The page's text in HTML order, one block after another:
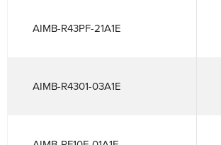
AIMB-R43PF-21A1E
AIMB-R4301-03A1E